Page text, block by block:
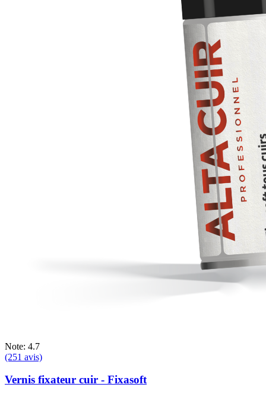
Note: 4.7
(251 avis)
Vernis fixateur cuir - Fixasoft